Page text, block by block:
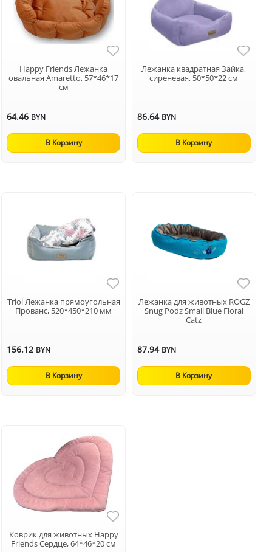
Happy Friends Лежанка
овальная Amaretto, 57*46*17
см
64.46 BYN
В Корзину
Лежанка квадратная Зайка,
сиреневая, 50*50*22 см
86.64 BYN
В Корзину
Triol Лежанка прямоугольная
Прованс, 520*450*210 мм
156.12 BYN
В Корзину
Лежанка для животных ROGZ
Snug Podz Small Blue Floral
Catz
87.94 BYN
В Корзину
Коврик для животных Happy
Friends Сердце, 64*46*20 см